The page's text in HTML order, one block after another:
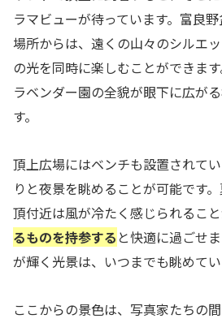
ラマビューが待っています。富良
場所からは、遠くの山々のシルエ
の光を同時に楽しむことができま
ラベンダー園の全貌が眼下に広が
す。
頂上広場にはベンチも設置されて
りと夜景を眺めることが可能です
頂付近は風が冷たく感じられること
るものを持参する と快適に過ごせ
が輝く光景は、いつまでも眺めてい
ここからの景色は、写真家たちの